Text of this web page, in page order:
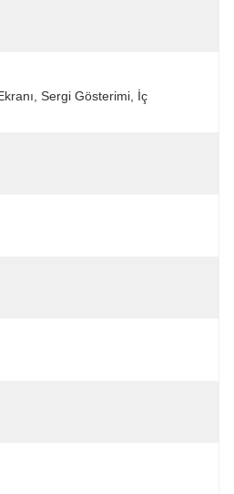
Sergi Gösterimi, İç